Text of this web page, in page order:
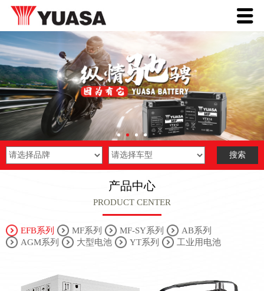
产品中心
PRODUCT CENTER
EFB系列 MF系列 MF-SY系列
AB系列
AGM系列
大型电池 YT系列 工业用电池